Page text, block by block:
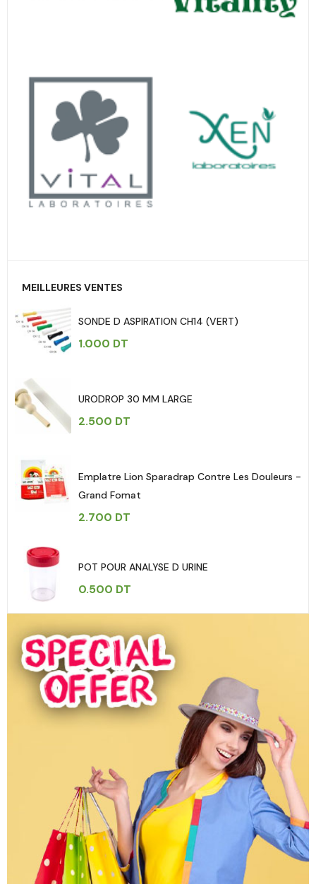
MEILLEURES VENTES
SONDE D ASPIRATION CH14 (VERT)
1.000 DT
URODROP 30 MM LARGE
2.500 DT
Emplatre Lion Sparadrap Contre Les Douleurs -
Grand Fomat
2.700 DT
POT POUR ANALYSE D URINE
0.500 DT